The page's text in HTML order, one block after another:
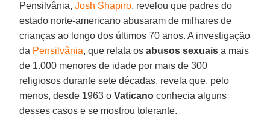
Pensilvânia,Josh Shapiro, revelou que padres do
estado norte-americano abusaram de milhares de
crianças ao longo dos últimos 70 anos. A investigação
da Pensilvânia, que relata osabusos sexuais a mais
de 1.000 menores de idade por mais de 300
religiosos durante sete décadas, revela que, pelo
menos, desde 1963 oVaticano conhecia alguns
desses casos e se mostrou tolerante.